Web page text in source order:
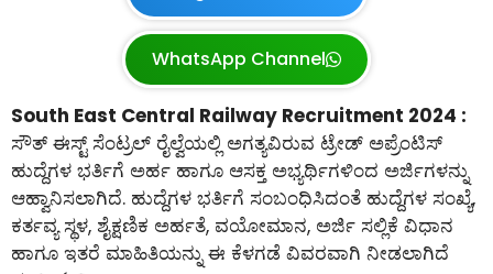
WhatsApp Channel
South East Central Railway Recruitment 2024 :
ಸೌತ್ ಈಸ್ಟ್ ಸೆಂಟ್ರಲ್ ರೈಲ್ವೆಯಲ್ಲಿ ಅಗತ್ಯವಿರುವ ಟ್ರೇಡ್ ಅಪ್ರೆಂಟಿಸ್
ಹುದ್ದೆಗಳ ಭರ್ತಿಗೆ ಅರ್ಹ ಹಾಗೂ ಆಸಕ್ತ ಅಭ್ಯರ್ಥಿಗಳಿಂದ ಅರ್ಜಿಗಳನ್ನು
ಆಹ್ವಾನಿಸಲಾಗಿದೆ. ಹುದ್ದೆಗಳ ಭರ್ತಿಗೆ ಸಂಬಂಧಿಸಿದಂತೆ ಹುದ್ದೆಗಳ ಸಂಖ್ಯೆ,
ಕರ್ತವ್ಯ ಸ್ಥಳ, ಶೈಕ್ಷಣಿಕ ಅರ್ಹತೆ, ವಯೋಮಾನ, ಅರ್ಜಿ ಸಲ್ಲಿಕೆ ವಿಧಾನ
ಹಾಗೂ ಇತರೆ ಮಾಹಿತಿಯನ್ನು ಈ ಕೆಳಗಡೆ ವಿವರವಾಗಿ ನೀಡಲಾಗಿದೆ